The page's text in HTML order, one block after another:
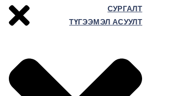
СУРГАЛТ
ТҮГЭЭМЭЛ АСУУЛТ